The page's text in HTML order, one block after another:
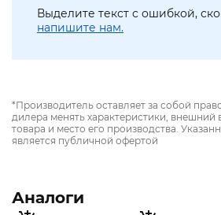
Выделите текст с ошибкой,
напишите нам.
*Производитель оставляет за собой
дилера менять характеристики,
товара и место его производства.
является публичной офертой
Аналоги